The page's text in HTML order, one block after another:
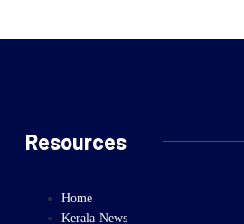
Resources
Home
Kerala News